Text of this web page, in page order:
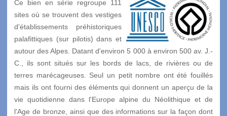
Ce bien en série regroupe 111
sites où se trouvent des vestiges
d'établissements préhistoriques
palafittiques (sur pilotis) dans et
autour des Alpes. Datant d'environ 5 000 à environ 500 av. J.-
C., ils sont situés sur les bords de lacs, de rivières ou de
terres marécageuses. Seul un petit nombre ont été fouillés
mais ils ont fourni des éléments qui donnent un aperçu de la
vie quotidienne dans l'Europe alpine du Néolithique et de
l'Age de bronze, ainsi que des informations sur la façon dont